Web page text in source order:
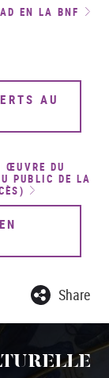
EN LA BNF
AU
ŒUVRE DU
PUBLIC DE LA
Share